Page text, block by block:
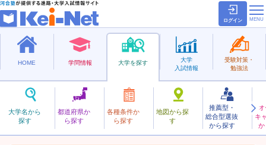
ログイン
HOME 学問情報 大学を探す
大学名から
探す
都道府県か
ら探す
各種条件か
ら探す
地図から探
す
推薦型・
総合型選抜
から探す
キ
か
大学
入試情報
受験対策・
勉強法
私立
なごやがくげい
名古屋学芸大学 お気に入り